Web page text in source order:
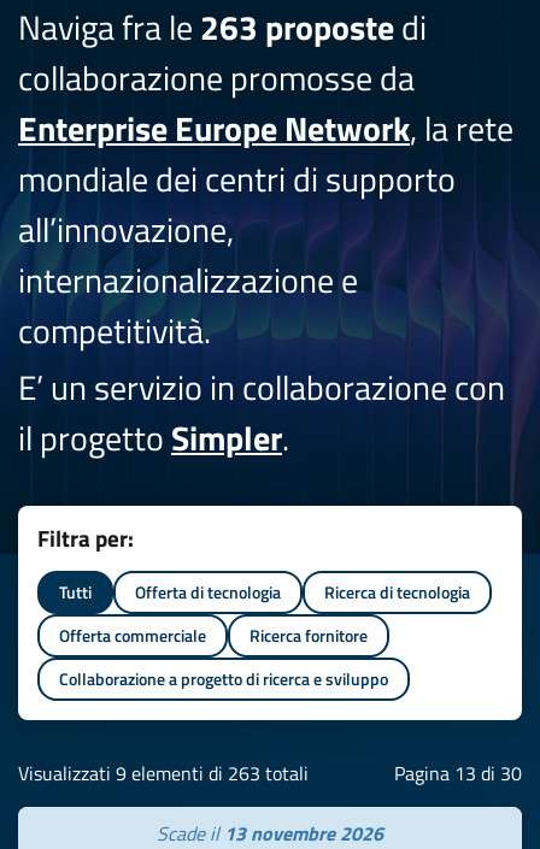
Naviga fra le263 propostedi
collaborazione promosse da
Enterprise Europe Network, la rete
mondiale dei centri di supporto
all’innovazione,
internazionalizzazione e
competitività.
E’ un servizio in collaborazione con
il progettoSimpler.
Filtra per:
Tutti Offerta di tecnologia
Ricerca di tecnologia
Offerta commerciale
Ricerca fornitore
Collaborazione a progetto di ricerca e sviluppo
Visualizzati 9 elementi di 263 totali Pagina 13 di 30
Scade il 13 novembre 2026